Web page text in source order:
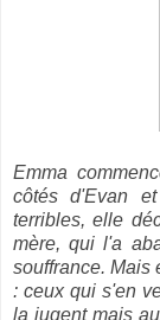
Emma
côtés d'Evan
terribles, elle
mère, qui l'a
souffrance. Mais
: ceux qui s'en
la jugent mais